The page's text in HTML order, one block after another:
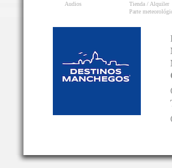
Audios
Tienda / Alquiler
Parte